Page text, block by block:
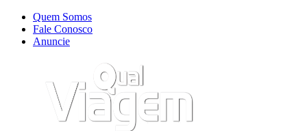
Quem Somos
Fale Conosco
Anuncie